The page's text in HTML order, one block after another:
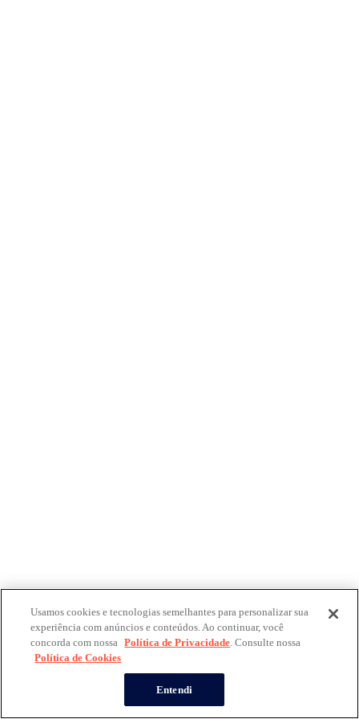
Usamos cookies e tecnologias semelhantes para personalizar sua
experiência com anúncios e conteúdos. Ao continuar, você
concorda com nossa Política de Privacidade. Consulte nossa
Política de Cookies
Entendi